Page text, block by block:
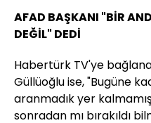
AFAD BAŞKANI "BİR
DEĞİL" DEDİ
Habertürk TV'ye
Güllüoğlu ise, "Bugüne
aranmadık yer
sonradan mı bırakıldı